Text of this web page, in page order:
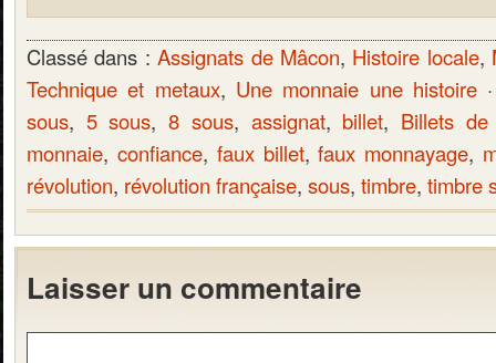
Classé dans :Assignats de Mâcon, Histoire locale,
Technique et metaux, Une monnaie une histoire·
sous, 5 sous,8 sous, assignat, billet, Billets de
monnaie, confiance, faux billet,faux monnayage,
révolution, révolution française, sous, timbre, timbre
Laisser un commentaire